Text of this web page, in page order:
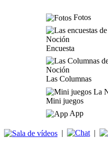
Fotos
Encuesta
Las Columnas
Mini juegos
App
| |